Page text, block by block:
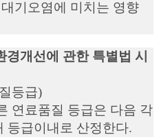
기오염에 미치는 영향
개선에 관한 특별법 시
등급)
연료품질 등급은 다음 각
등급이내로 산정한다.